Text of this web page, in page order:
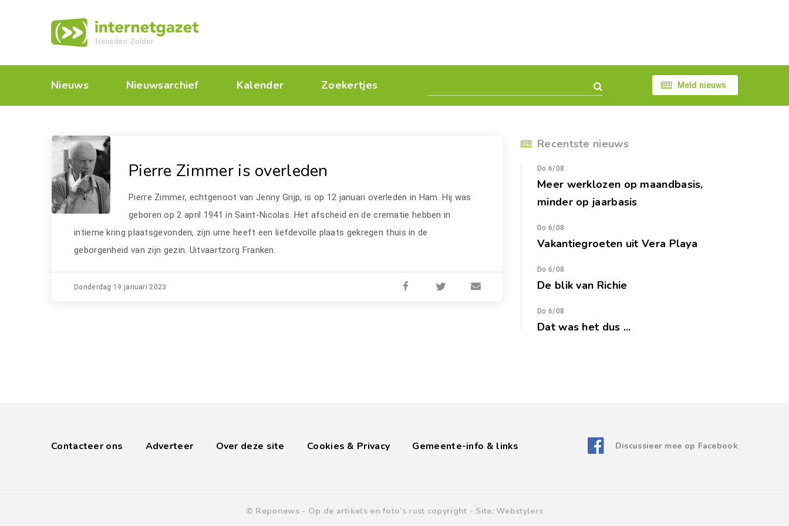
Nieuws Nieuwsarchief Kalender Zoekertjes Meld nieuws
Pierre Zimmer is overleden
Pierre Zimmer, echtgenoot van Jenny Grijp, is op 12 januari overleden in Ham. Hij was
geboren op 2 april 1941 in Saint-Nicolas. Het afscheid en de crematie hebben in
intieme kring plaatsgevonden, zijn urne heeft een liefdevolle plaats gekregen thuis in de
geborgenheid van zijn gezin. Uitvaartzorg Franken.
Donderdag 19 januari 2023
Recentste nieuws
Do 6/08
Meer werklozen op maandbasis,
minder op jaarbasis
Do 6/08
Vakantiegroeten uit Vera Playa
Do 6/08
De blik van Richie
Do 6/08
Dat was het dus ...
Contacteer ons Adverteer Over deze site Cookies & Privacy Gemeente-info & links Discussieer mee op Facebook
© Reponews - Op de artikels en foto’s rust copyright - Site: Webstylers